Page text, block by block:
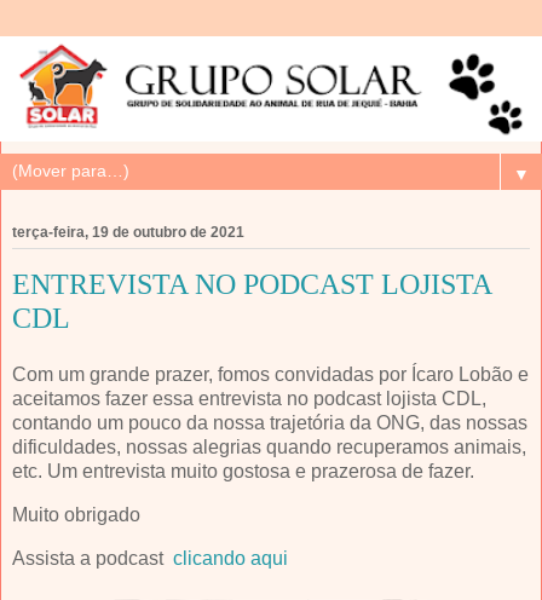
▼
terça-feira, 19 de outubro de 2021
ENTREVISTA NO PODCAST LOJISTA
CDL
Com um grande prazer, fomos convidadas por Ícaro Lobão e
aceitamos fazer essa entrevista no podcast lojista CDL,
contando um pouco da nossa trajetória da ONG, das nossas
dificuldades, nossas alegrias quando recuperamos animais,
etc. Um entrevista muito gostosa e prazerosa de fazer.
Muito obrigado
Assista a podcast clicando aqui